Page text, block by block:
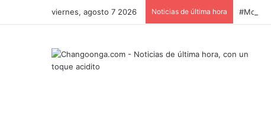
viernes, agosto 7 2026 Noticias de última hora